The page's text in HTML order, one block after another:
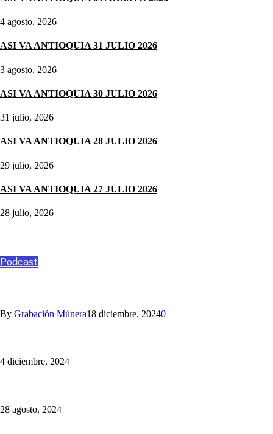
4 agosto, 2026
ASI VA ANTIOQUIA 31 JULIO 2026
3 agosto, 2026
ASI VA ANTIOQUIA 30 JULIO 2026
31 julio, 2026
ASI VA ANTIOQUIA 28 JULIO 2026
29 julio, 2026
ASI VA ANTIOQUIA 27 JULIO 2026
28 julio, 2026
Podcast
By Grabación Múnera18 diciembre, 20240
4 diciembre, 2024
28 agosto, 2024